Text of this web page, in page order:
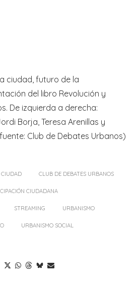
ciudad, futuro de la
del libro Revolución y
De izquierda a derecha:
Borja, Teresa Arenillas y
Club de Debates Urbanos)
CIUDAD CLUB DE DEBATES URBANOS
CIUDADANA
STREAMING URBANISMO
URBANISMO SOCIAL